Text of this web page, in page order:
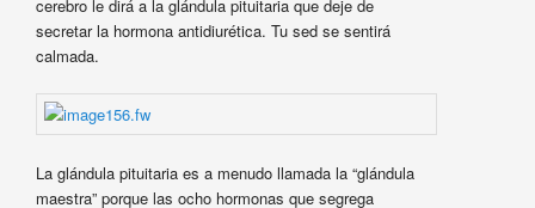
cerebro le dirá a la glándula pituitaria que deje de
secretar la hormona antidiurética. Tu sed se sentirá
calmada.
La glándula pituitaria es a menudo llamada la “glándula
maestra” porque las ocho hormonas que segrega